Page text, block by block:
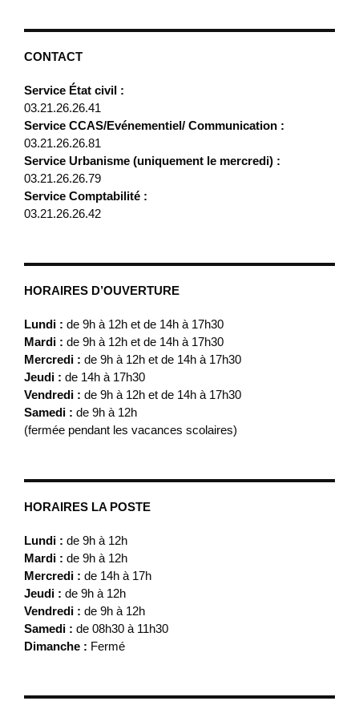
CONTACT
Service État civil :
03.21.26.26.41
Service CCAS/Evénementiel/ Communication :
03.21.26.26.81
Service Urbanisme (uniquement le mercredi) :
03.21.26.26.79
Service Comptabilité :
03.21.26.26.42
HORAIRES D’OUVERTURE
Lundi : de 9h à 12h et de 14h à 17h30
Mardi : de 9h à 12h et de 14h à 17h30
Mercredi : de 9h à 12h et de 14h à 17h30
Jeudi : de 14h à 17h30
Vendredi : de 9h à 12h et de 14h à 17h30
Samedi : de 9h à 12h
(fermée pendant les vacances scolaires)
HORAIRES LA POSTE
Lundi : de 9h à 12h
Mardi : de 9h à 12h
Mercredi : de 14h à 17h
Jeudi : de 9h à 12h
Vendredi : de 9h à 12h
Samedi : de 08h30 à 11h30
Dimanche : Fermé